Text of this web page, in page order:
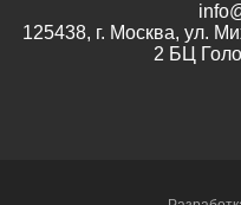
125438, г. Москва, ул.
2 БЦ